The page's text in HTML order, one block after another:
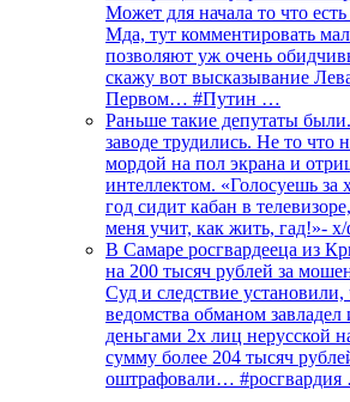
Может для начала то что
Мда, тут комментировать
позволяют уж очень
скажу вот высказывание
Первом… #Путин …
Раньше такие депутаты
заводе трудились. Не то
мордой на пол экрана и
интеллектом. «Голосуешь за
год сидит кабан в
меня учит, как жить, гад!»-
В Самаре росгвардееца из
на 200 тысяч рублей за
Суд и следствие установили,
ведомства обманом
деньгами 2х лиц нерусской
сумму более 204 тысяч
оштрафовали…